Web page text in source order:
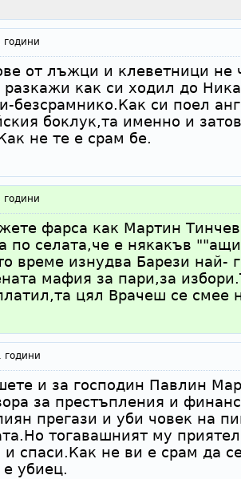
години
от лъжци и клеветници не
разкажи как си ходил до
безсрамнико.Как си поел
боклук,та именно и
не те е срам бе.
години
фарса как Мартин
по селата,че е някакъв
време изнудва Барези най-
мафия за пари,за
цял Врачеш се смее
години
и за господин Павлин
за престъпления и
прегази и уби човек на
тогавашният му
и спаси.Как не ви е срам да
е убиец.